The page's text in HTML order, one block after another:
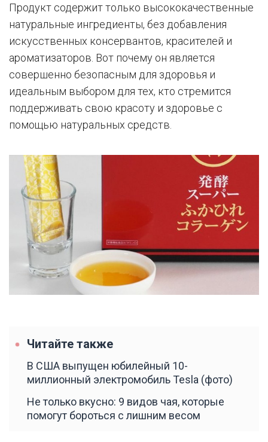
Продукт содержит только высококачественные
натуральные ингредиенты, без добавления
искусственных консервантов, красителей и
ароматизаторов. Вот почему он является
совершенно безопасным для здоровья и
идеальным выбором для тех, кто стремится
поддерживать свою красоту и здоровье с
помощью натуральных средств.
Читайте также
В США выпущен юбилейный 10-
миллионный электромобиль Tesla (фото)
Не только вкусно: 9 видов чая, которые
помогут бороться с лишним весом